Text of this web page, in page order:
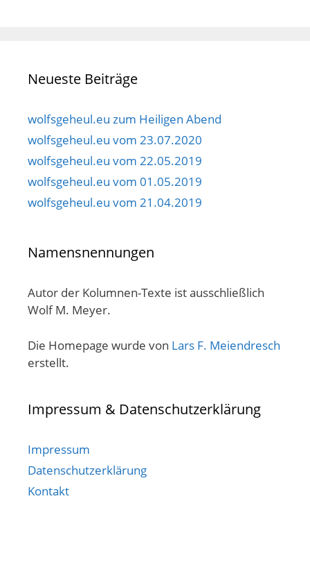
Neueste Beiträge
wolfsgeheul.eu zum Heiligen Abend
wolfsgeheul.eu vom 23.07.2020
wolfsgeheul.eu vom 22.05.2019
wolfsgeheul.eu vom 01.05.2019
wolfsgeheul.eu vom 21.04.2019
Namensnennungen
Autor der Kolumnen-Texte ist ausschließlich
Wolf M. Meyer.
Die Homepage wurde von Lars F. Meiendresch
erstellt.
Impressum & Datenschutzerklärung
Impressum
Datenschutzerklärung
Kontakt